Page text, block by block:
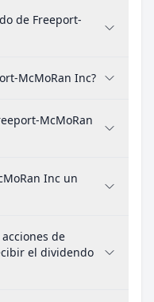
de Freeport-
McMoRan Inc?
McMoRan
Inc un
de
el dividendo